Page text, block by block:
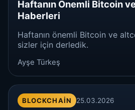
Haftanın Önemli Bitcoin
Haberleri
Haftanın önemli Bitcoin ve
sizler için derledik.
Ayşe Türkeş
BLOCKCHAIN 25.03.2026